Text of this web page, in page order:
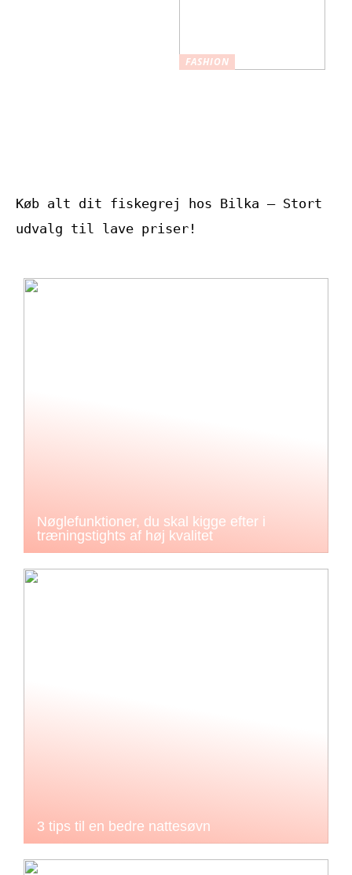
FASHION
Køb alt dit fiskegrej hos Bilka – Stort
udvalg til lave priser!
Nøglefunktioner, du skal kigge efter i
træningstights af høj kvalitet
3 tips til en bedre nattesøvn